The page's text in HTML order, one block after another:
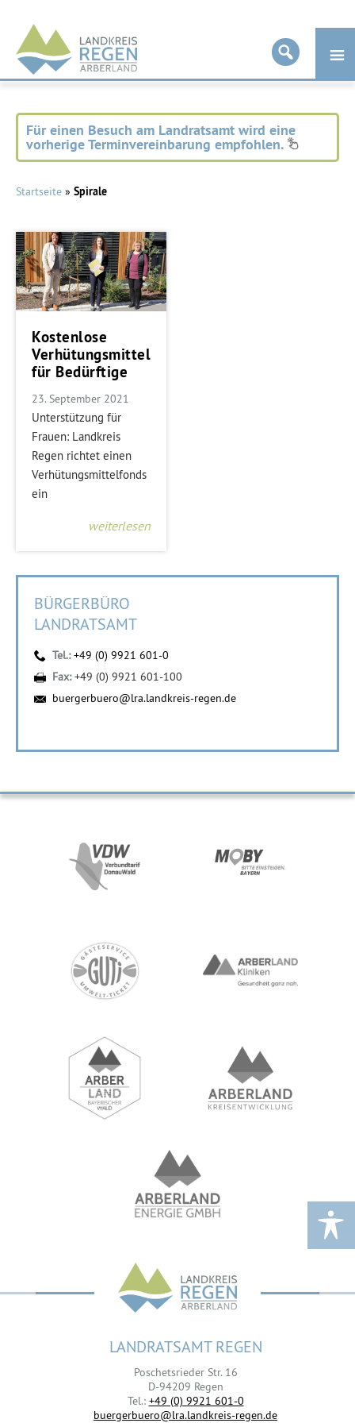
Landkreis
Regen
Für einen Besuch am Landratsamt wird eine
vorherige Terminvereinbarung empfohlen.
Startseite » Spirale
Kostenlose
Verhütungsmittel
für Bedürftige
23. September 2021
Unterstützung für
Frauen: Landkreis
Regen richtet einen
Verhütungsmittelfonds
ein
weiterlesen
BÜRGERBÜRO
LANDRATSAMT
Tel.:+49 (0) 9921 601-0
Fax:+49 (0) 9921 601-100
buergerbuero@lra.landkreis-regen.de
LANDRATSAMT REGEN
Poschetsrieder Str. 16
D-94209 Regen
Tel.: +49 (0) 9921 601-0
buergerbuero@lra.landkreis-regen.de